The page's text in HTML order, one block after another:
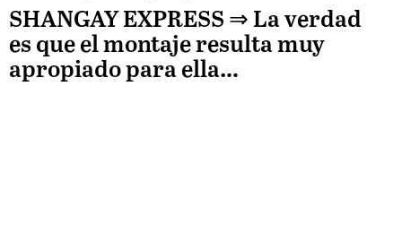
SHANGAY EXPRESS ⇒ La verdad
es que el montaje resulta muy
apropiado para ella…